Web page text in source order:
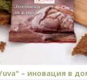
– иновация в